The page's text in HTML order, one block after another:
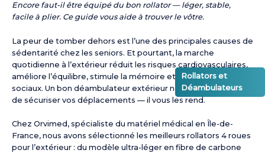
Rollators et
Déambulateurs
Encore faut-il être équipé du bon rollator — léger, stable,
facile à plier. Ce guide vous aide à trouver le vôtre.
La peur de tomber dehors est l’une des principales causes de
sédentarité chez les seniors. Et pourtant, la marche
quotidienne à l’extérieur réduit les risques cardiovasculaires,
améliore l’équilibre, stimule la mémoire et favorise les liens
sociaux. Un bon déambulateur extérieur ne se contente pas
de sécuriser vos déplacements — il vous les rend.
Chez Orvimed, spécialiste du matériel médical en Île-de-
France, nous avons sélectionné les meilleurs rollators 4 roues
pour l’extérieur : du modèle ultra-léger en fibre de carbone